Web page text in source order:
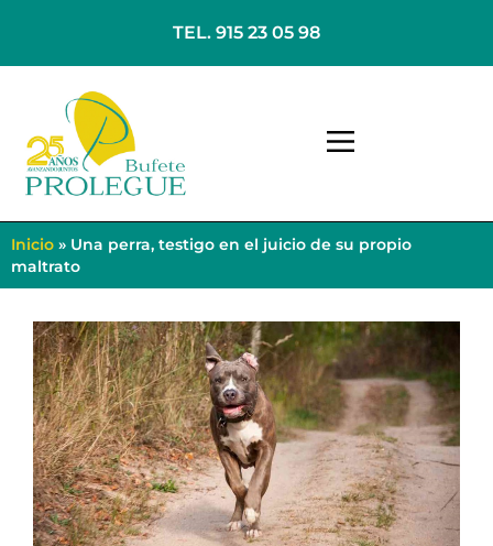
TEL. 915 23 05 98
Inicio » Una perra, testigo en el juicio de su propio
maltrato